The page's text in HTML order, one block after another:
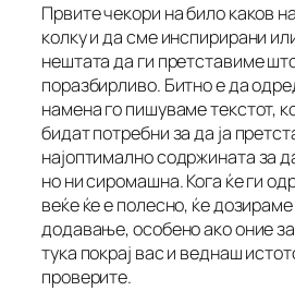
Првите чекори на било каков
колку и да сме инспирирани
нештата да ги претставиме
поразбирливо. Битно е да
намена го пишуваме текстот,
бидат потребни за да ја
најоптимално содржината за
но ни сиромашна. Кога ќе ги
веќе ќе е полесно, ќе
додавање, особено ако оние
тука покрај вас и веднаш
проверите.